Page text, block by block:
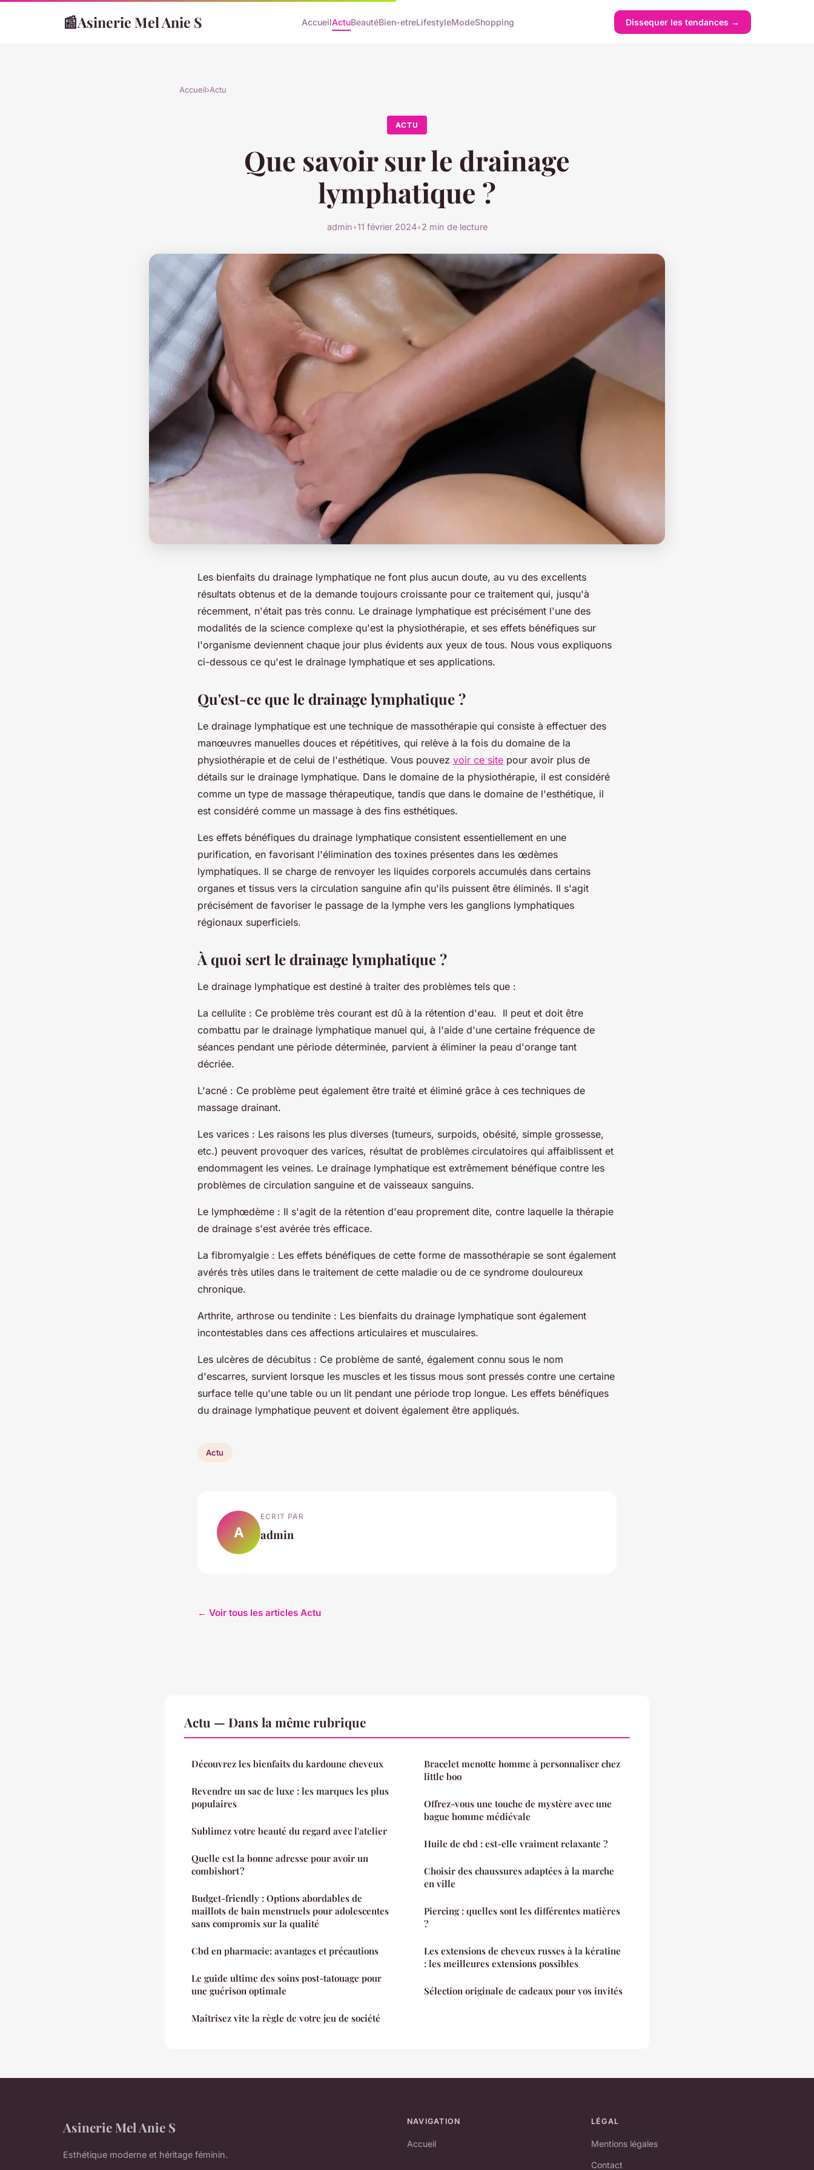
📰Asinerie Mel Anie S AccueilActuBeautéBien-etreLifestyleModeShopping Dissequer les tendances →
Accueil›Actu
ACTU
Que savoir sur le drainage
lymphatique ?
admin•11 février 2024•2 min de lecture
Les bienfaits du drainage lymphatique ne font plus aucun doute, au vu des excellents
résultats obtenus et de la demande toujours croissante pour ce traitement qui, jusqu'à
récemment, n'était pas très connu. Le drainage lymphatique est précisément l'une des
modalités de la science complexe qu'est la physiothérapie, et ses effets bénéfiques sur
l'organisme deviennent chaque jour plus évidents aux yeux de tous. Nous vous expliquons
ci-dessous ce qu'est le drainage lymphatique et ses applications.
Qu'est-ce que le drainage lymphatique ?
Le drainage lymphatique est une technique de massothérapie qui consiste à effectuer des
manœuvres manuelles douces et répétitives, qui relève à la fois du domaine de la
physiothérapie et de celui de l'esthétique. Vous pouvez voir ce site pour avoir plus de
détails sur le drainage lymphatique. Dans le domaine de la physiothérapie, il est considéré
comme un type de massage thérapeutique, tandis que dans le domaine de l'esthétique, il
est considéré comme un massage à des fins esthétiques.
Les effets bénéfiques du drainage lymphatique consistent essentiellement en une
purification, en favorisant l'élimination des toxines présentes dans les œdèmes
lymphatiques. Il se charge de renvoyer les liquides corporels accumulés dans certains
organes et tissus vers la circulation sanguine afin qu'ils puissent être éliminés. Il s'agit
précisément de favoriser le passage de la lymphe vers les ganglions lymphatiques
régionaux superficiels.
À quoi sert le drainage lymphatique ?
Le drainage lymphatique est destiné à traiter des problèmes tels que :
La cellulite : Ce problème très courant est dû à la rétention d'eau. Il peut et doit être
combattu par le drainage lymphatique manuel qui, à l'aide d'une certaine fréquence de
séances pendant une période déterminée, parvient à éliminer la peau d'orange tant
décriée.
L'acné : Ce problème peut également être traité et éliminé grâce à ces techniques de
massage drainant.
Les varices : Les raisons les plus diverses (tumeurs, surpoids, obésité, simple grossesse,
etc.) peuvent provoquer des varices, résultat de problèmes circulatoires qui affaiblissent et
endommagent les veines. Le drainage lymphatique est extrêmement bénéfique contre les
problèmes de circulation sanguine et de vaisseaux sanguins.
Le lymphœdème : Il s'agit de la rétention d'eau proprement dite, contre laquelle la thérapie
de drainage s'est avérée très efficace.
La fibromyalgie : Les effets bénéfiques de cette forme de massothérapie se sont également
avérés très utiles dans le traitement de cette maladie ou de ce syndrome douloureux
chronique.
Arthrite, arthrose ou tendinite : Les bienfaits du drainage lymphatique sont également
incontestables dans ces affections articulaires et musculaires.
Les ulcères de décubitus : Ce problème de santé, également connu sous le nom
d'escarres, survient lorsque les muscles et les tissus mous sont pressés contre une certaine
surface telle qu'une table ou un lit pendant une période trop longue. Les effets bénéfiques
du drainage lymphatique peuvent et doivent également être appliqués.
Actu
A
ECRIT PAR
admin
← Voir tous les articles Actu
Actu — Dans la même rubrique
Découvrez les bienfaits du kardoune cheveux
Revendre un sac de luxe : les marques les plus
populaires
Sublimez votre beauté du regard avec l'atelier
Quelle est la bonne adresse pour avoir un
combishort ?
Budget-friendly : Options abordables de
maillots de bain menstruels pour adolescentes
sans compromis sur la qualité
Cbd en pharmacie: avantages et précautions
Le guide ultime des soins post-tatouage pour
une guérison optimale
Maîtrisez vite la règle de votre jeu de société
Bracelet menotte homme à personnaliser chez
little boo
Offrez-vous une touche de mystère avec une
bague homme médiévale
Huile de cbd : est-elle vraiment relaxante ?
Choisir des chaussures adaptées à la marche
en ville
Piercing : quelles sont les différentes matières
?
Les extensions de cheveux russes à la kératine
: les meilleures extensions possibles
Sélection originale de cadeaux pour vos invités
Asinerie Mel Anie S
Esthétique moderne et héritage féminin.
NAVIGATION
Accueil
LÉGAL
Mentions légales
Contact